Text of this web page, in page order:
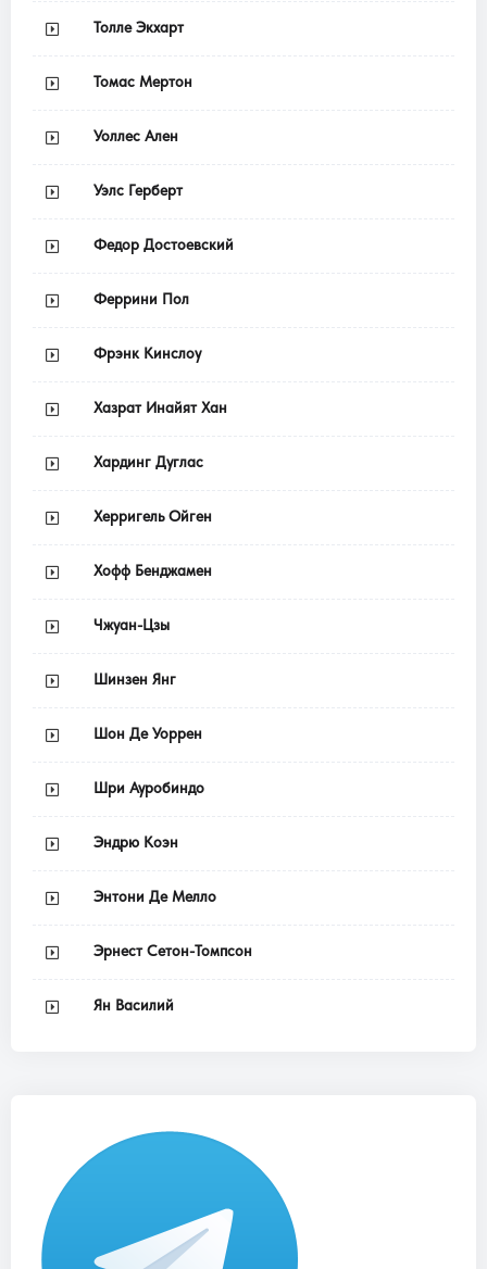
Толле Экхарт
Томас Мертон
Уоллес Ален
Уэлс Герберт
Федор Достоевский
Феррини Пол
Фрэнк Кинслоу
Хазрат Инайят Хан
Хардинг Дуглас
Херригель Ойген
Хофф Бенджамен
Чжуан-Цзы
Шинзен Янг
Шон Де Уоррен
Шри Ауробиндо
Эндрю Коэн
Энтони Де Мелло
Эрнест Сетон-Томпсон
Ян Василий